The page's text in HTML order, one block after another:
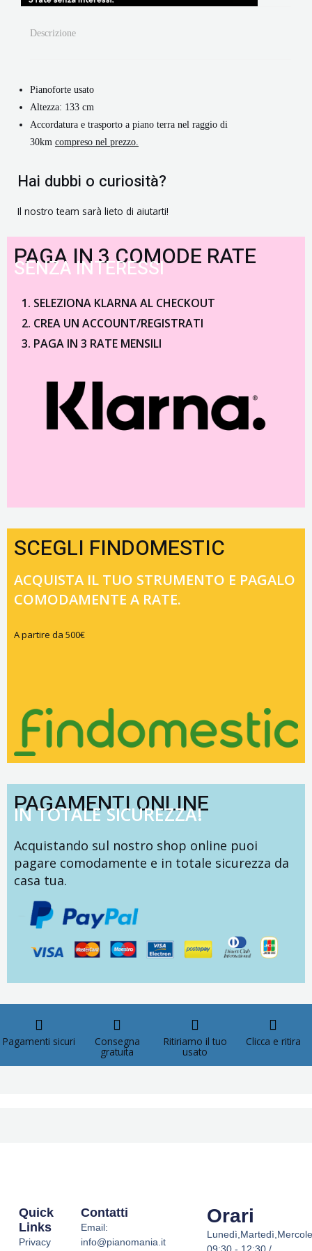
Descrizione
Pianoforte usato
Altezza: 133 cm
Accordatura e trasporto a piano terra nel raggio di
30km compreso nel prezzo.
Hai dubbi o curiosità?
Il nostro team sarà lieto di aiutarti!
PAGA IN 3 COMODE RATE
SENZA INTERESSI
SELEZIONA KLARNA AL CHECKOUT
CREA UN ACCOUNT/REGISTRATI
PAGA IN 3 RATE MENSILI
SCEGLI FINDOMESTIC
ACQUISTA IL TUO STRUMENTO E PAGALO
COMODAMENTE A RATE.
A partire da 500€
PAGAMENTI ONLINE
IN TOTALE SICUREZZA!
Acquistando sul nostro shop online puoi
pagare comodamente e in totale sicurezza da
casa tua.
Pagamenti sicuri Consegna
gratuita
Ritiriamo il tuo
usato
Clicca e ritira
Orari
Quick
Links
Privacy
Contatti
Email:
info@pianomania.it